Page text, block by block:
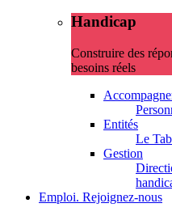
Handicap
Construire des
besoins réels
Entités
Le
Gestion
Emploi. Rejoignez-nous